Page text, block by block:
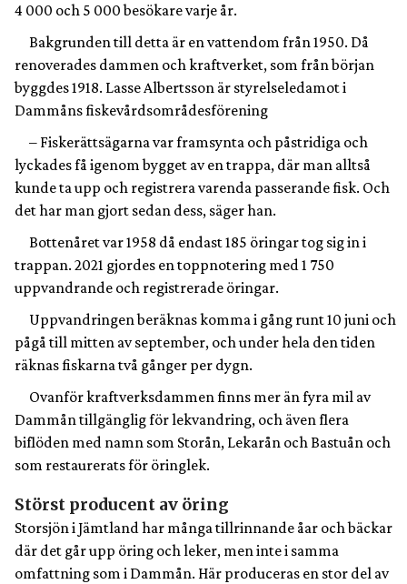
4 000 och 5 000 besökare varje år.
Bakgrunden till detta är en vattendom från 1950. Då
renoverades dammen och kraftverket, som från början
byggdes 1918. Lasse Albertsson är styrelseledamot i
Dammåns fiskevårdsområdesförening
– Fiskerättsägarna var framsynta och påstridiga och
lyckades få igenom bygget av en trappa, där man alltså
kunde ta upp och registrera varenda passerande fisk. Och
det har man gjort sedan dess, säger han.
Bottenåret var 1958 då endast 185 öringar tog sig in i
trappan. 2021 gjordes en toppnotering med 1 750
uppvandrande och registrerade öringar.
Uppvandringen beräknas komma i gång runt 10 juni och
pågå till mitten av september, och under hela den tiden
räknas fiskarna två gånger per dygn.
Ovanför kraftverksdammen finns mer än fyra mil av
Dammån tillgänglig för lekvandring, och även flera
biflöden med namn som Storån, Lekarån och Bastuån och
som restaurerats för öringlek.
Störst producent av öring
Storsjön i Jämtland har många tillrinnande åar och bäckar
där det går upp öring och leker, men inte i samma
omfattning som i Dammån. Här produceras en stor del av